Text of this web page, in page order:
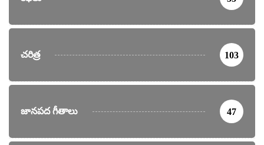
చరిత్ర 103
జానపద గీతాలు 47